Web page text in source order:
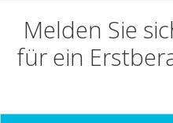
Melden Sie
für ein